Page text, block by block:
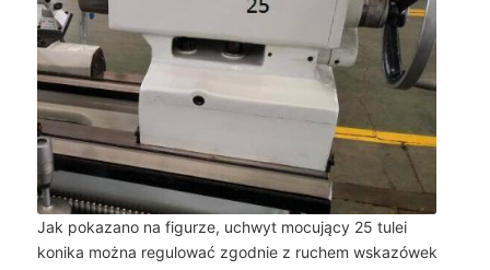
Jak pokazano na figurze, uchwyt mocujący 25 tulei
konika można regulować zgodnie z ruchem wskazówek